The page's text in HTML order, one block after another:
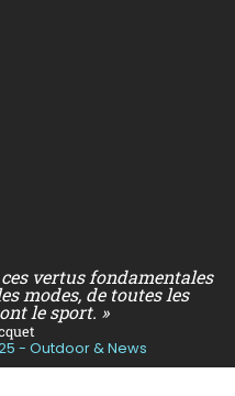
vertus fondamentales
modes, de toutes les
le sport. »
- Outdoor & News